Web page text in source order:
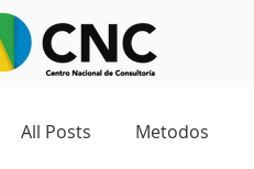
All Posts Metodos